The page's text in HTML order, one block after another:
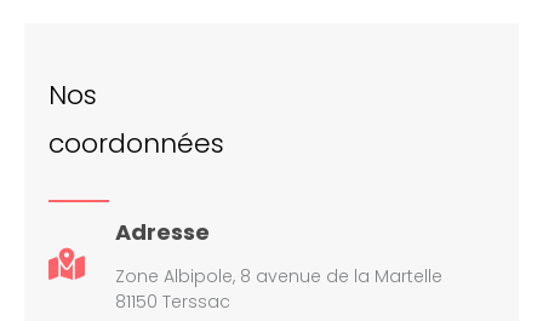
Nos
coordonnées
Adresse
Zone Albipole, 8 avenue de la Martelle
81150 Terssac